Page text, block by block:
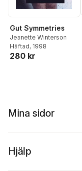
Gut Symmetries
Jeanette Winterson
Häftad, 1998
280 kr
Mina sidor
Hjälp